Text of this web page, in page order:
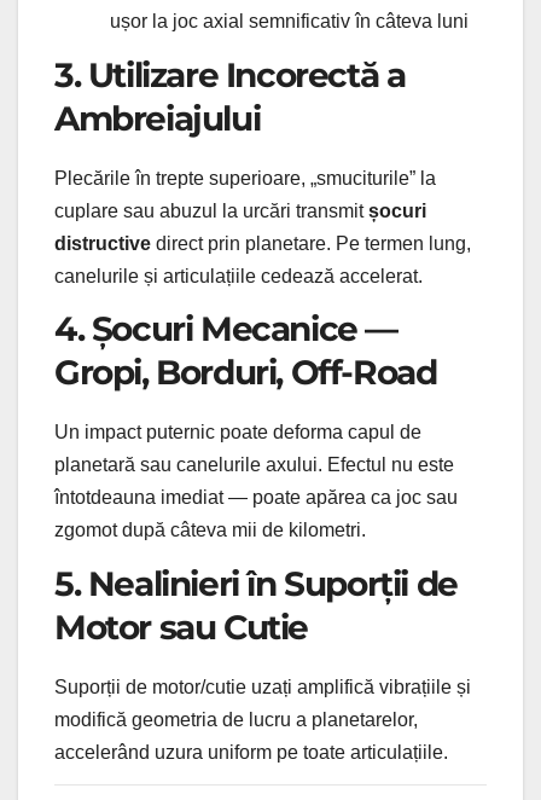
ușor la joc axial semnificativ în câteva luni
3. Utilizare Incorectă a
Ambreiajului
Plecările în trepte superioare, „smuciturile” la
cuplare sau abuzul la urcări transmitșocuri
distructive direct prin planetare. Pe termen lung,
canelurile și articulațiile cedează accelerat.
4. Șocuri Mecanice —
Gropi, Borduri, Off-Road
Un impact puternic poate deforma capul de
planetară sau canelurile axului. Efectul nu este
întotdeauna imediat — poate apărea ca joc sau
zgomot după câteva mii de kilometri.
5. Nealinieri în Suporții de
Motor sau Cutie
Suporții de motor/cutie uzați amplifică vibrațiile și
modifică geometria de lucru a planetarelor,
accelerând uzura uniform pe toate articulațiile.